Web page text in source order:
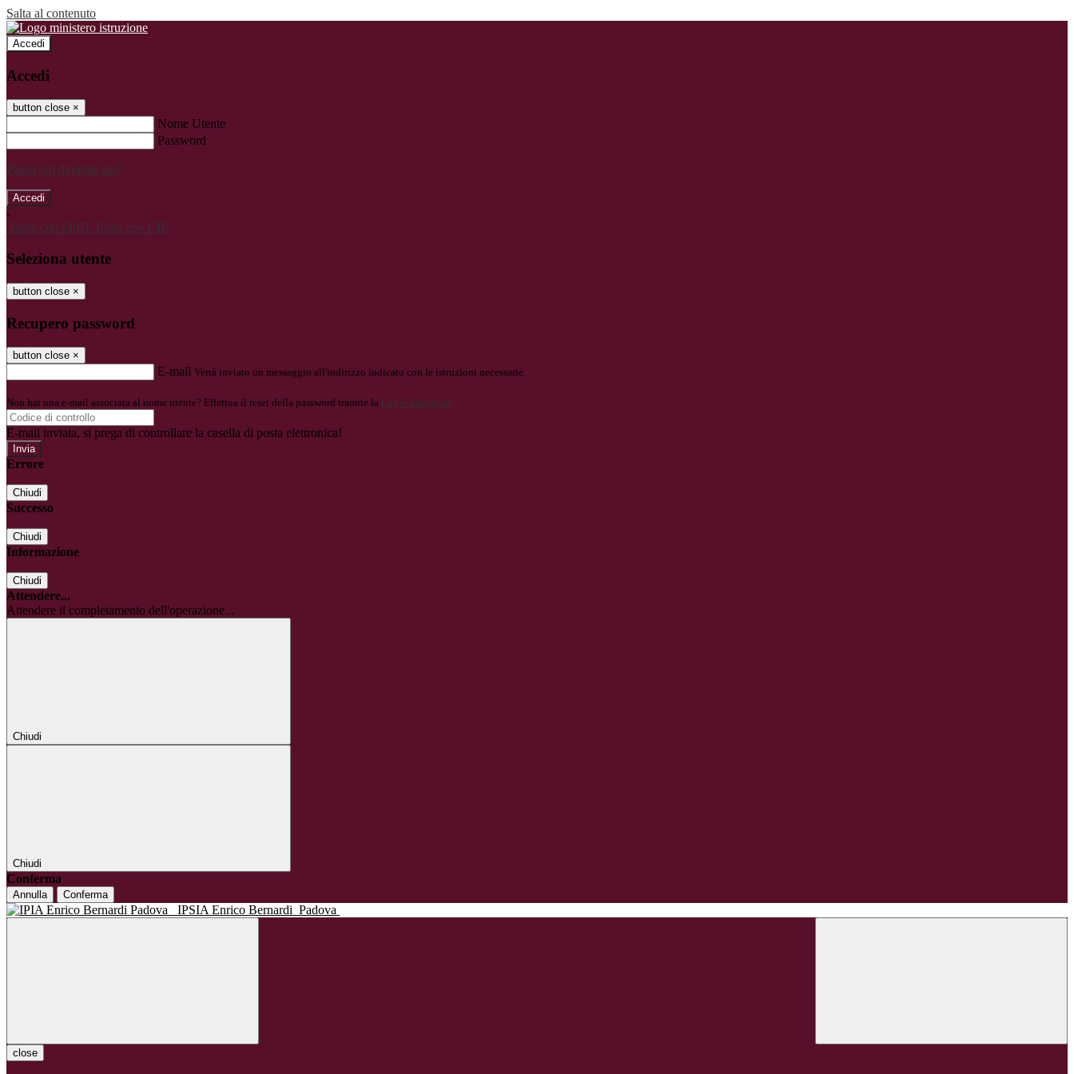
Salta al contenuto
Accedi
Accedi
button close ×
Nome Utente
Password
Password dimenticata?
-
Entra con SPID Entra con CIE
Seleziona utente
button close ×
Recupero password
button close ×
E-mail Verrà inviato un messaggio all'indirizzo indicato con le istruzioni necessarie.
Non hai una e-mail associata al nome utente? Effettua il reset della password tramite la Login Spaggiari
E-mail inviata, si prega di controllare la casella di posta elettronica!
Errore
Chiudi
Successo
Chiudi
Informazione
Chiudi
Attendere...
Attendere il completamento dell'operazione...
Chiudi
Chiudi
Conferma
Annulla Conferma
IPSIA Enrico Bernardi Padova
close